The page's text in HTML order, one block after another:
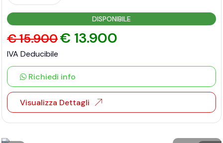
DISPONIBILE
€ 15.900€ 13.900
IVA Deducibile
Richiedi info
Visualizza Dettagli